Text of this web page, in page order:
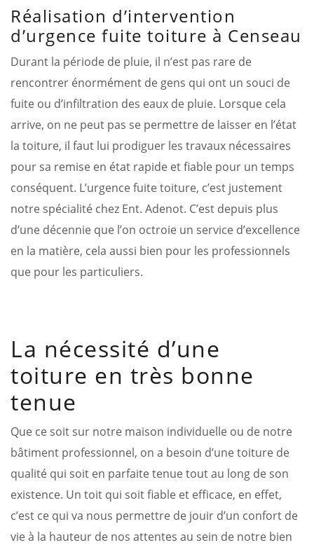
Réalisation d’intervention
d’urgence fuite toiture à Censeau
Durant la période de pluie, il n’est pas rare de
rencontrer énormément de gens qui ont un souci de
fuite ou d’infiltration des eaux de pluie. Lorsque cela
arrive, on ne peut pas se permettre de laisser en l’état
la toiture, il faut lui prodiguer les travaux nécessaires
pour sa remise en état rapide et fiable pour un temps
conséquent. L’urgence fuite toiture, c’est justement
notre spécialité chez Ent. Adenot. C’est depuis plus
d’une décennie que l’on octroie un service d’excellence
en la matière, cela aussi bien pour les professionnels
que pour les particuliers.
La nécessité d’une
toiture en très bonne
tenue
Que ce soit sur notre maison individuelle ou de notre
bâtiment professionnel, on a besoin d’une toiture de
qualité qui soit en parfaite tenue tout au long de son
existence. Un toit qui soit fiable et efficace, en effet,
c’est ce qui va nous permettre de jouir d’un confort de
vie à la hauteur de nos attentes au sein de notre bien